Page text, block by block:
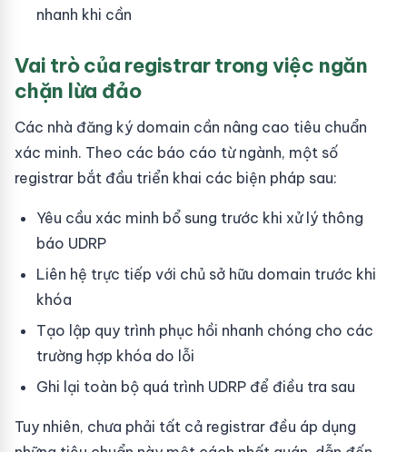
nhanh khi cần
Vai trò của registrar trong việc ngăn
chặn lừa đảo
Các nhà đăng ký domain cần nâng cao tiêu chuẩn
xác minh. Theo các báo cáo từ ngành, một số
registrar bắt đầu triển khai các biện pháp sau:
Yêu cầu xác minh bổ sung trước khi xử lý thông
báo UDRP
Liên hệ trực tiếp với chủ sở hữu domain trước khi
khóa
Tạo lập quy trình phục hồi nhanh chóng cho các
trường hợp khóa do lỗi
Ghi lại toàn bộ quá trình UDRP để điều tra sau
Tuy nhiên, chưa phải tất cả registrar đều áp dụng